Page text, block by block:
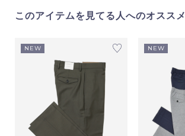
このアイテムを見てる人へのオススメ
NEW NEW